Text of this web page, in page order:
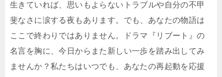
生きていれば、思いもよらないトラブルや自分の不甲
斐なさに涙する夜もあります。でも、あなたの物語は
ここで終わりではありません。ドラマ『リブート』の
名言を胸に、今日からまた新しい一歩を踏み出してみ
ませんか？私たちはいつでも、あなたの再起動を応援